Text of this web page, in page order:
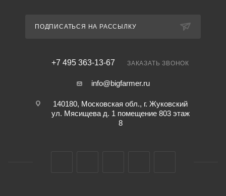
ПОДПИСАТЬСЯ НА РАССЫЛКУ
+7 495 363-13-67 ЗАКАЗАТЬ ЗВОНОК
info@bigfarmer.ru
140180, Московская обл., г. Жуковский
ул. Мясищева д. 1 помещение 803 этаж
8